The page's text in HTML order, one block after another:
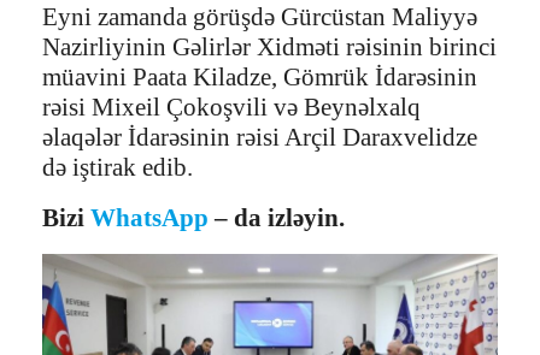
Eyni zamanda görüşdə Gürcüstan Maliyyə
Nazirliyinin Gəlirlər Xidməti rəisinin birinci
müavini Paata Kiladze, Gömrük İdarəsinin
rəisi Mixeil Çokoşvili və Beynəlxalq
əlaqələr İdarəsinin rəisi Arçil Daraxvelidze
də iştirak edib.
Bizi WhatsApp – da izləyin.